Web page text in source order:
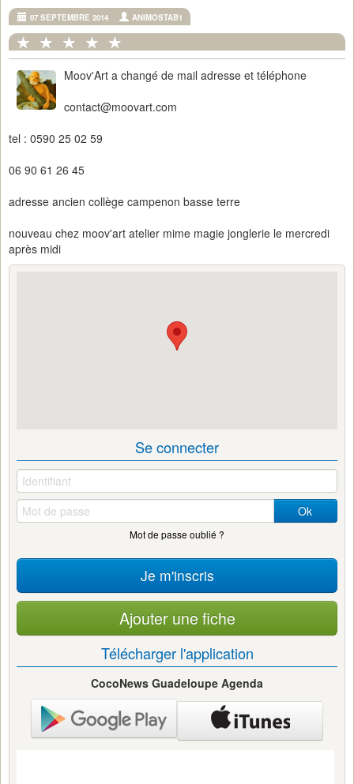
07 SEPTEMBRE 2014 ANIMOSTAB1
Moov'Art a changé de mail adresse et téléphone
contact@moovart.com
tel : 0590 25 02 59
06 90 61 26 45
adresse ancien collège campenon basse terre
nouveau chez moov'art atelier mime magie jonglerie le mercredi
après midi
Se connecter
Ok
Mot de passe oublié ?
Je m'inscris
Ajouter une fiche
Télécharger l'application
CocoNews Guadeloupe Agenda